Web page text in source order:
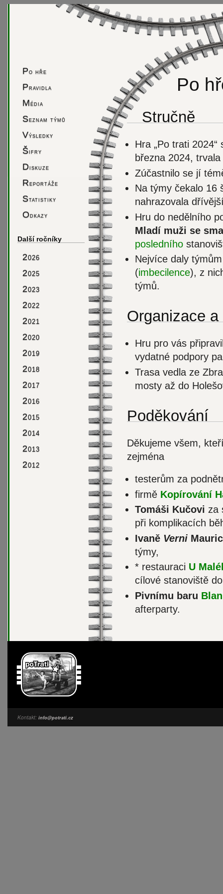
Po hře
Pravidla
Média
Seznam týmů
Výsledky
Šifry
Diskuze
Reportáže
Statistiky
Odkazy
Další ročníky
2026
2025
2023
2022
2021
2020
2019
2018
2017
2016
2015
2014
2013
2012
Po
Stručně
Hra „Po trati
března 2024,
Zúčastnilo se jí
Na týmy čekalo 16
nahrazovala
Hru do nedělního
Mladí muži se
posledního
Nejvíce daly
(imbecilence), z
týmů.
Organizace a
Hru pro vás
vydatné podpory
Trasa vedla ze
mosty až do
Poděkování
Děkujeme všem,
zejména
testerům za
firmě Kopírování
Tomáši Kučovi za
při komplikacích
Ivaně Verni
týmy,
* restauraci U
cílové stanoviště
Pivnímu baru
afterparty.
Kontakt: info@potrati.cz